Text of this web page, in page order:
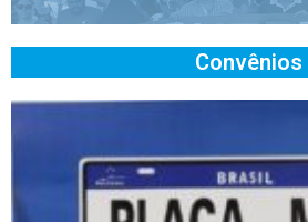
Convênios